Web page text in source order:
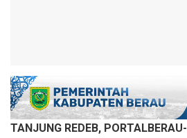
TANJUNG REDEB, PORTALBERAU-